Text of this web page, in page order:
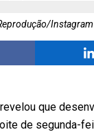
Instagram
revelou que
de segunda-